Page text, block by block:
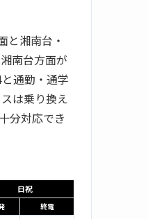
と湘南台・
南台方面が
通勤・通学
は乗り換え
分対応でき
日祝
終電